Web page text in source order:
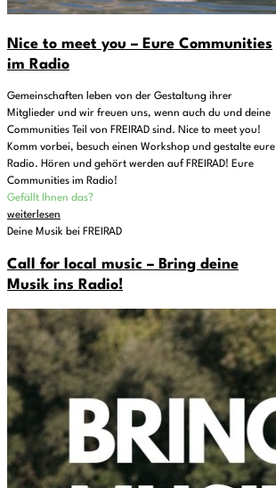
Nice to meet you – Eure Communities
im Radio
Gemeinschaften leben von der Gestaltung ihrer
Mitglieder und wir freuen uns, wenn auch du und deine
Communities Teil von FREIRAD sind. Nice to meet you!
Komm vorbei, besuch einen Workshop und gestalte eure
Radio. Hören und gehört werden auf FREIRAD! Eure
Communities im Radio!
Gefällt Ihnen das?
weiterlesen
Deine Musik bei FREIRAD
Call for local music – Bring deine
Musik ins Radio!